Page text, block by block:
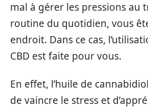
mal à gérer les pressions au
routine du quotidien, vous
endroit. Dans ce cas,
CBD est faite pour vous.
En effet, l’huile de
de vaincre le stress et